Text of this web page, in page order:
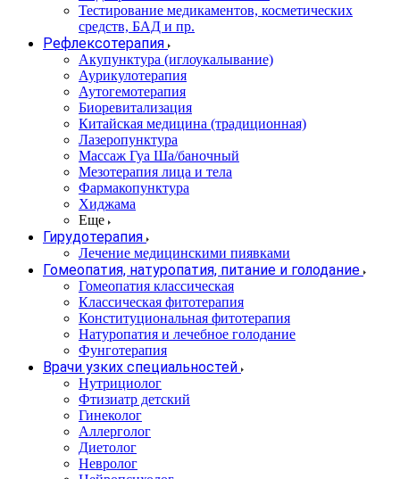
Тестирование медикаментов, косметических
средств, БАД и пр.
Рефлексотерапия
Акупунктура (иглоукалывание)
Аурикулотерапия
Аутогемотерапия
Биоревитализация
Китайская медицина (традиционная)
Лазеропунктура
Массаж Гуа Ша/баночный
Мезотерапия лица и тела
Фармакопунктура
Хиджама
Еще
Гирудотерапия
Лечение медицинскими пиявками
Гомеопатия, натуропатия, питание и голодание
Гомеопатия классическая
Классическая фитотерапия
Конституциональная фитотерапия
Натуропатия и лечебное голодание
Фунготерапия
Врачи узких специальностей
Нутрициолог
Фтизиатр детский
Гинеколог
Аллерголог
Диетолог
Невролог